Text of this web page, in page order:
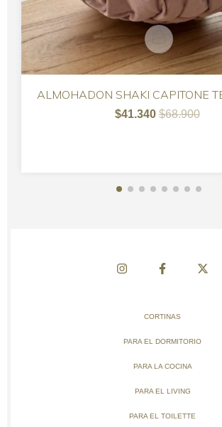
ALMOHADON SHAKI CAPITONE
$41.340$68.900
CORTINAS
PARA EL DORMITORIO
PARA LA COCINA
PARA EL LIVING
PARA EL TOILETTE